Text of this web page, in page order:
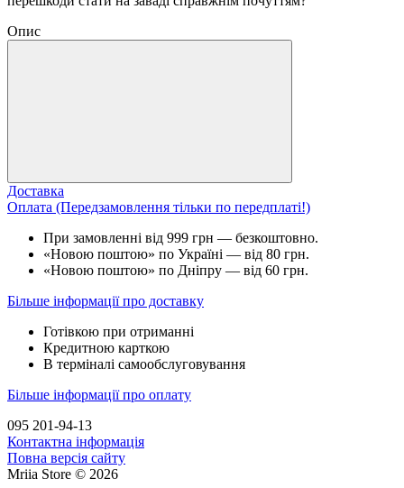
Опис
Доставка
Оплата (Передзамовлення тільки по передплаті!)
При замовленні від 999 грн — безкоштовно.
«Новою поштою» по Україні — від 80 грн.
«Новою поштою» по Дніпру — від 60 грн.
Більше інформації про доставку
Готівкою при отриманні
Кредитною карткою
В терміналі самообслуговування
Більше інформації про оплату
095 201-94-13
Контактна інформація
Повна версія сайту
Mriia Store © 2026